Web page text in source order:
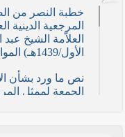
خطبة النصر من
المرجعية الدينية
الأول/1439هـ) الموافق (15/12/2017م)
نص ما ورد بشأن
الجمعة لممثل